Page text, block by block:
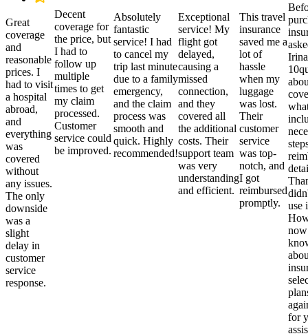
Great
coverage
and
reasonable
prices. I
had to visit
a hospital
abroad,
and
everything
was
covered
without
any issues.
The only
downside
was a
slight
delay in
customer
service
response.
Decent
coverage for
the price, but
I had to
follow up
multiple
times to get
my claim
processed.
Customer
service could
be improved.
Absolutely
fantastic
service! I had
to cancel my
trip last minute
due to a family
emergency,
and the claim
process was
smooth and
quick. Highly
recommended!
Exceptional
service! My
flight got
delayed,
causing a
missed
connection,
and they
covered all
the additional
costs. Their
support team
was very
understanding
and efficient.
This travel
insurance
saved me a
lot of
hassle
when my
luggage
was lost.
Their
customer
service
was top-
notch, and
I got
reimbursed
promptly.
use
for